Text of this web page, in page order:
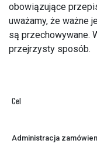
obowiązujące
uważamy, że ważne
są przechowywane.
przejrzysty sposób.
Cel
Administracja